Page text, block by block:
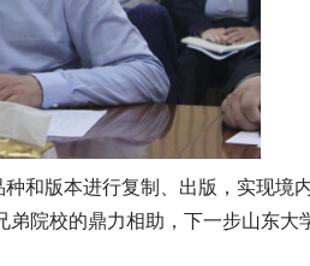
和版本进行复制、出版，实现境
院校的鼎力相助，下一步山东